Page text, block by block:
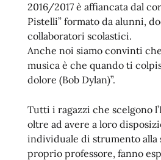
2016/2017 è affiancata dal
Pistelli” formato da alunni,
collaboratori scolastici.
Anche noi siamo convinti
musica è che quando ti
dolore (Bob Dylan)”.
Tutti i ragazzi che scelgono
oltre ad avere a loro
individuale di strumento alla
proprio professore, fanno